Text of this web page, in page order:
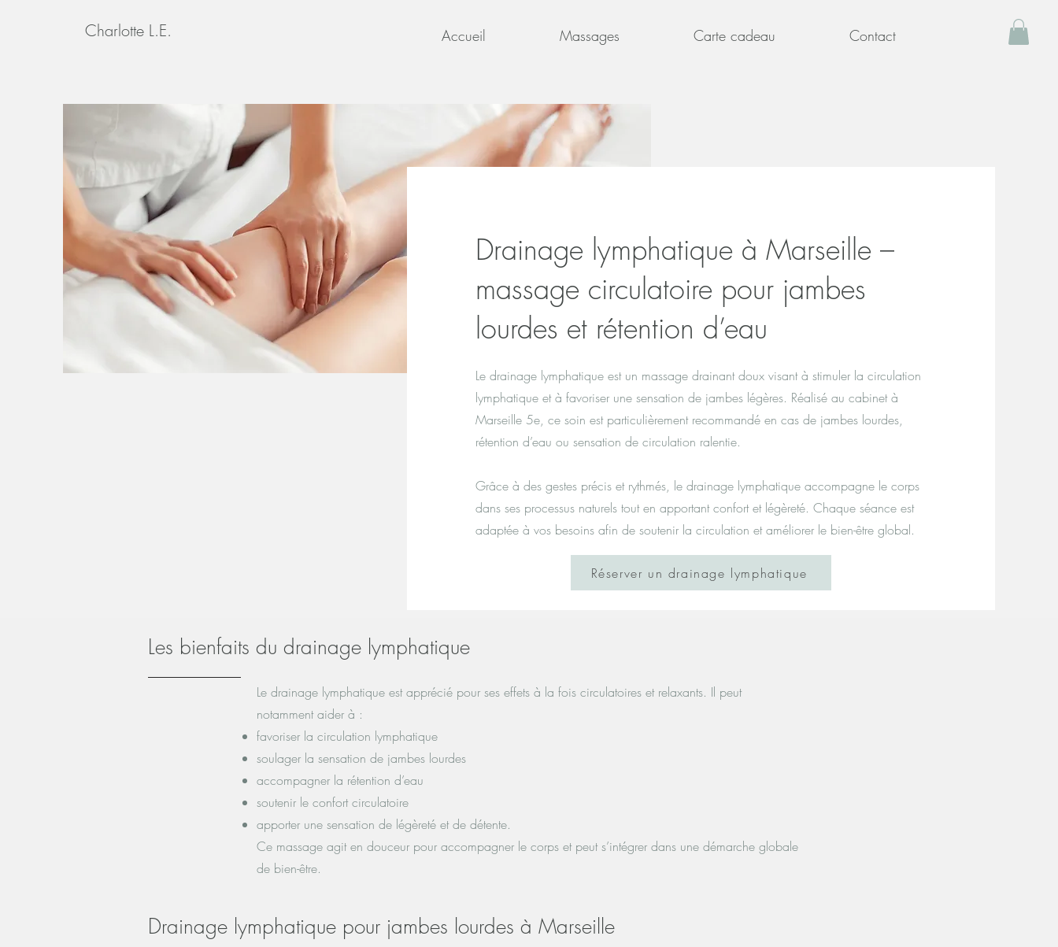
Charlotte L.E. Accueil Massages Carte cadeau Contact
Drainage lymphatique à Marseille –
massage circulatoire pour jambes
lourdes et rétention d’eau
Le drainage lymphatique est un massage drainant doux visant à stimuler la circulation
lymphatique et à favoriser une sensation de jambes légères. Réalisé au cabinet à
Marseille 5e, ce soin est particulièrement recommandé en cas de jambes lourdes,
rétention d’eau ou sensation de circulation ralentie.
Grâce à des gestes précis et rythmés, le drainage lymphatique accompagne le corps
dans ses processus naturels tout en apportant confort et légèreté. Chaque séance est
adaptée à vos besoins afin de soutenir la circulation et améliorer le bien-être global.
Réserver un drainage lymphatique
Les bienfaits du drainage lymphatique
Le drainage lymphatique est apprécié pour ses effets à la fois circulatoires et relaxants. Il peut
notamment aider à :
favoriser la circulation lymphatique
soulager la sensation de jambes lourdes
accompagner la rétention d’eau
soutenir le confort circulatoire
apporter une sensation de légèreté et de détente.
Ce massage agit en douceur pour accompagner le corps et peut s’intégrer dans une démarche globale
de bien-être.
Drainage lymphatique pour jambes lourdes à Marseille